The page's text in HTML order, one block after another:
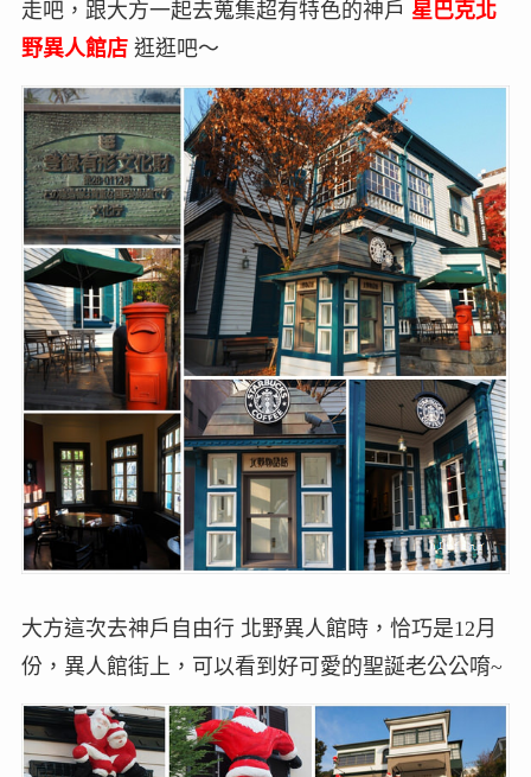
走吧，跟大方一起去蒐集超有特色的神戶 星巴克北
野異人館店逛逛吧～
大方這次去神戶自由行 北野異人館時，恰巧是12月
份，異人館街上，可以看到好可愛的聖誕老公公唷~